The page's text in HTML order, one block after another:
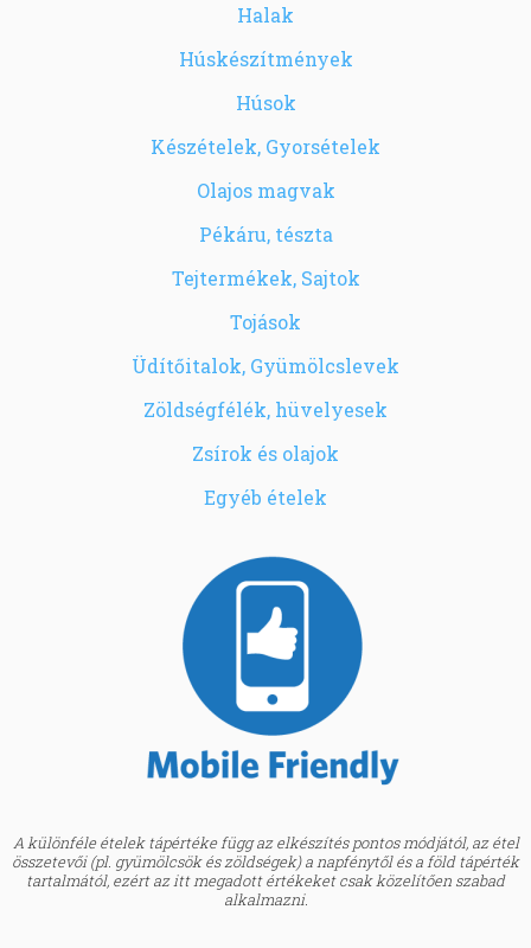
Halak
Húskészítmények
Húsok
Készételek, Gyorsételek
Olajos magvak
Pékáru, tészta
Tejtermékek, Sajtok
Tojások
Üdítőitalok, Gyümölcslevek
Zöldségfélék, hüvelyesek
Zsírok és olajok
Egyéb ételek
A különféle ételek tápértéke függ az elkészítés pontos módjától, az étel
összetevői (pl. gyümölcsök és zöldségek) a napfénytől és a föld tápérték
tartalmától, ezért az itt megadott értékeket csak közelítően szabad
alkalmazni.